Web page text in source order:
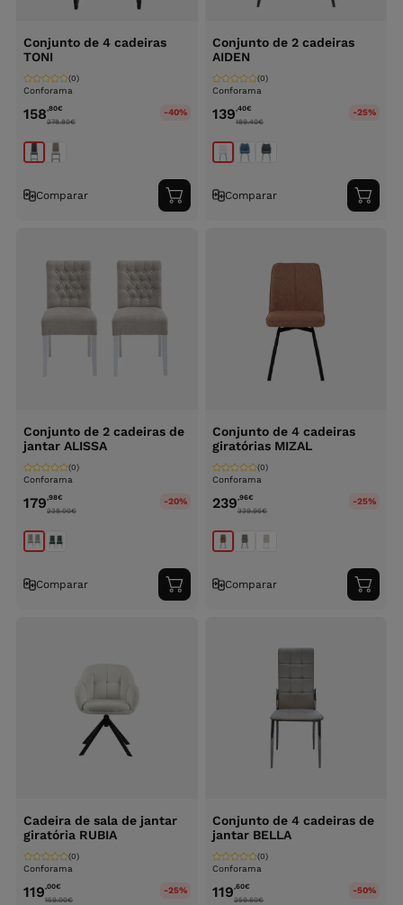
Conjunto de 4 cadeiras
TONI
Conforama
(0)
158,80€
278.80€
-40%
Comparar
Adicionar
ao
Conjunto de 2 cadeiras
AIDEN
Conforama
(0)
139,40€
189.40€
-25%
Comparar
ao
Conjunto de 2 cadeiras de
jantar ALISSA
Conforama
(0)
179,98€
238.00€
-20%
Comparar
Adicionar
ao
Conjunto de 4 cadeiras
giratórias MIZAL
Conforama
(0)
239,96€
339.96€
-25%
Comparar
ao
Cadeira de sala de jantar
giratória RUBIA
Conforama
(0)
119,00€
159.00€
-25%
Conjunto de 4 cadeiras de
jantar BELLA
Conforama
(0)
119,60€
259.60€
-50%